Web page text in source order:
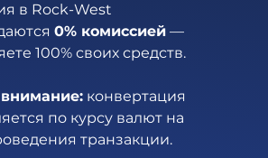
в Rock-West
0% комиссией —
100% своих средств.
конвертация
по курсу валют на
транзакции.